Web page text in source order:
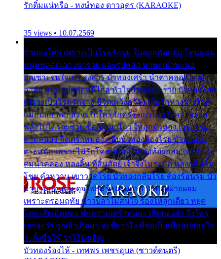
รักติ๋มแน่หรือ - หงษ์ทอง ดาวอุดร (KARAOKE)
35 views • 10.07.2569
บัวทองโศก เพราะเป็นโรครักรุม ในอกกลัดกลุ้ม โดนแฟน
หนุ่มหลอกเอา เขารวย และรูปหล่อ มาพะเน้าพะนอ
ออเซาะจนใจเบา สงสาร บัวทองเศร้า น้ำตาคลอเบ้า เฝ้า
อาลัย หนุ่มรูปหล่อหนีไกล หัวใจบัวทองระรวย บัวทองโศก
เพราะเป็นโรครักจาง ชีวิตเคว้งคว้าง เมื่อรักห่างร้างไกล
แม่ก็บอก พ่อก็สั่งจะรักใครสักครั้ง อย่าไปหวังความรวย
พลั้งไปใครจะช่วย ซื้อเปลมาไกว ให้ลูกบัวทอง เวรกรรม
ตามสนอง จึงเศร้าหมอง กลีบบัวทองต้องโรย บัวทองไม่
ตระหนัก เพราะไม่รักโคลนตม บัวทองท้องกลม เพราะลืม
ตมน้ำคลอง หลงลิ้น ที่สิ้นสัตย์ เจ้าจึงไม่ระมัด หลงกลิ่นลิ้น
โชย คำหวาน เขาวาดโรย บัวทองกลีบโรย ต้องร้อนรุม บัว
มาบานก่อนตูม ดุจไฟสุมร้อนรุมอุรา บัวทองผ่ายผอม
เพราะตรอมฤทัย ข้าวปลาไม่สนใจ ร้องไห้ลูกเดียว หยุด
โศก เสียเถิดทอง พักความเศร้าหมอง เถิดทองจ๋า ถึงใคร
เขาจะว่า ลูกเจ้าเกิดมา จะชื่อว่าไง พี่ขอเป็นเพื่อนปลอบใจ
จะตั้งชื่อให้ ว่าไอ้บังเอิญ
บัวทองร้องไห้ - เทพพร เพชรอุบล (ซาวด์ดนตรี)